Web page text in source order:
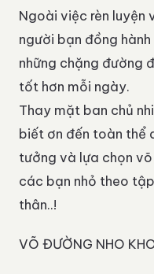
Ngoài việc rèn luyện
người bạn đồng
những chặng đường
tốt hơn mỗi ngày.
Thay mặt ban chủ
biết ơn đến toàn thể
tưởng và lựa chọn
các bạn nhỏ theo
thân..!
VÕ ĐƯỜNG NHO